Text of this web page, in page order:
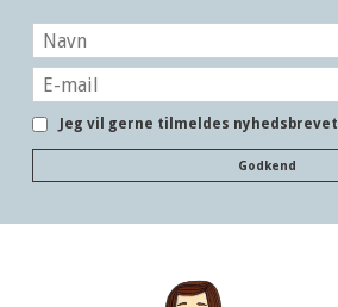
Jeg vil gerne tilmeldes nyhedsbrevet
Godkend